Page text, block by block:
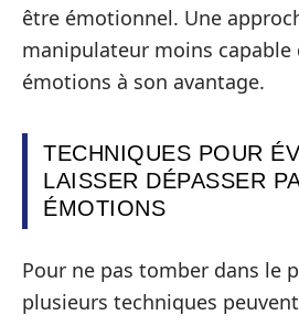
être émotionnel. Une
manipulateur moins capable
émotions à son avantage.
TECHNIQUES POUR
LAISSER DÉPASSER
ÉMOTIONS
Pour ne pas tomber dans le
plusieurs techniques